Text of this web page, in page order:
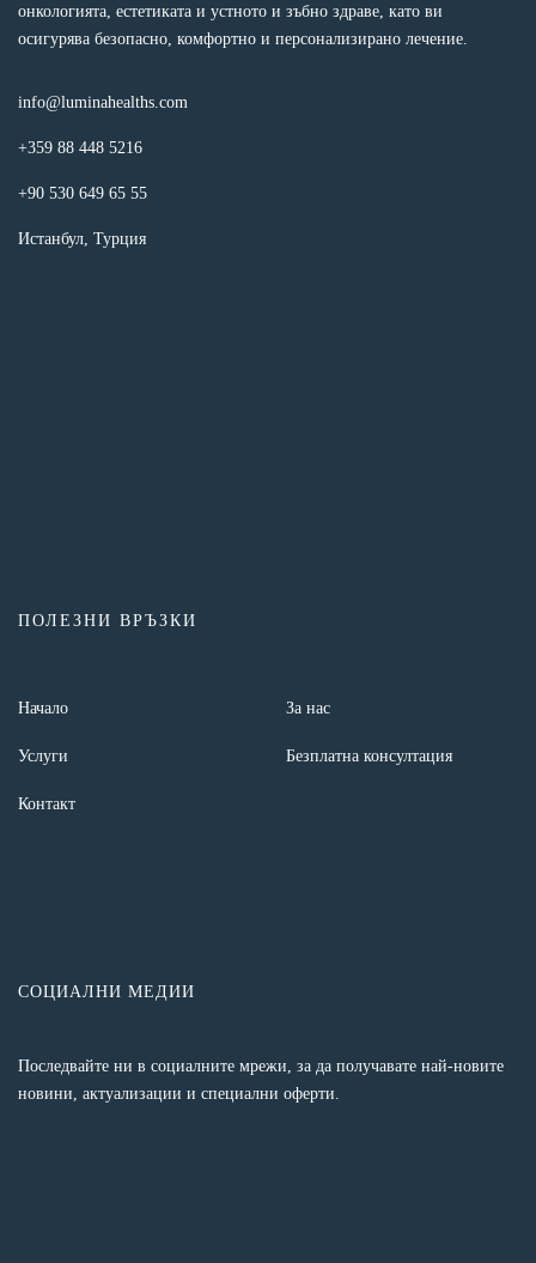
онкологията, естетиката и устното и зъбно здраве, като ви
осигурява безопасно, комфортно и персонализирано лечение.
info@luminahealths.com
+359 88 448 5216
+90 530 649 65 55
Истанбул, Турция
ПОЛЕЗНИ ВРЪЗКИ
Начало За нас
Услуги Безплатна консултация
Контакт
СОЦИАЛНИ МЕДИИ
Последвайте ни в социалните мрежи, за да получавате най-новите
новини, актуализации и специални оферти.